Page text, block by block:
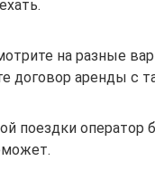
на разные
договор аренды с
поездки оператор